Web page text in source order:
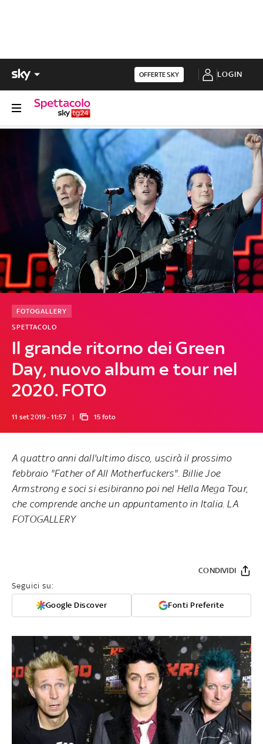
OFFERTE SKY LOGIN
Il grande ritorno dei Green
Day, nuovo album e tour nel
2020. FOTO
SPETTACOLO
FOTOGALLERY
11 set 2019 - 11:57 15 foto
A quattro anni dall'ultimo disco, uscirà il prossimo
febbraio "Father of All Motherfuckers". Billie Joe
Armstrong e soci si esibiranno poi nel Hella Mega Tour,
che comprende anche un appuntamento in Italia. LA
FOTOGALLERY
Seguici su:
Google Discover Fonti Preferite
CONDIVIDI